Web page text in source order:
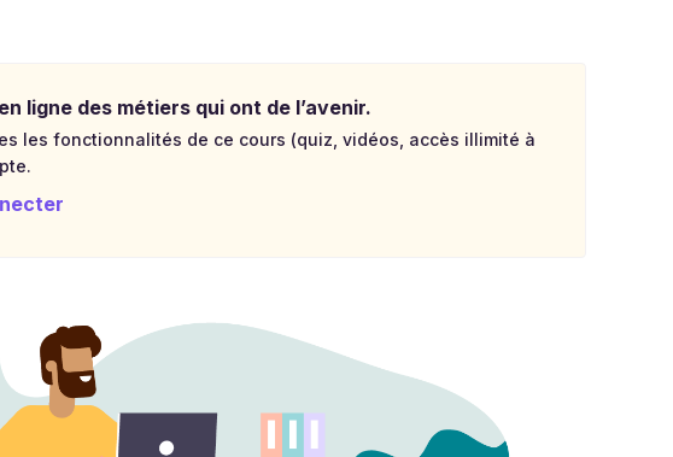
ligne des métiers qui ont de l’avenir.
les fonctionnalités de ce cours (quiz, vidéos, accès illimité à